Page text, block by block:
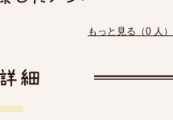
もっと見る（0 人）